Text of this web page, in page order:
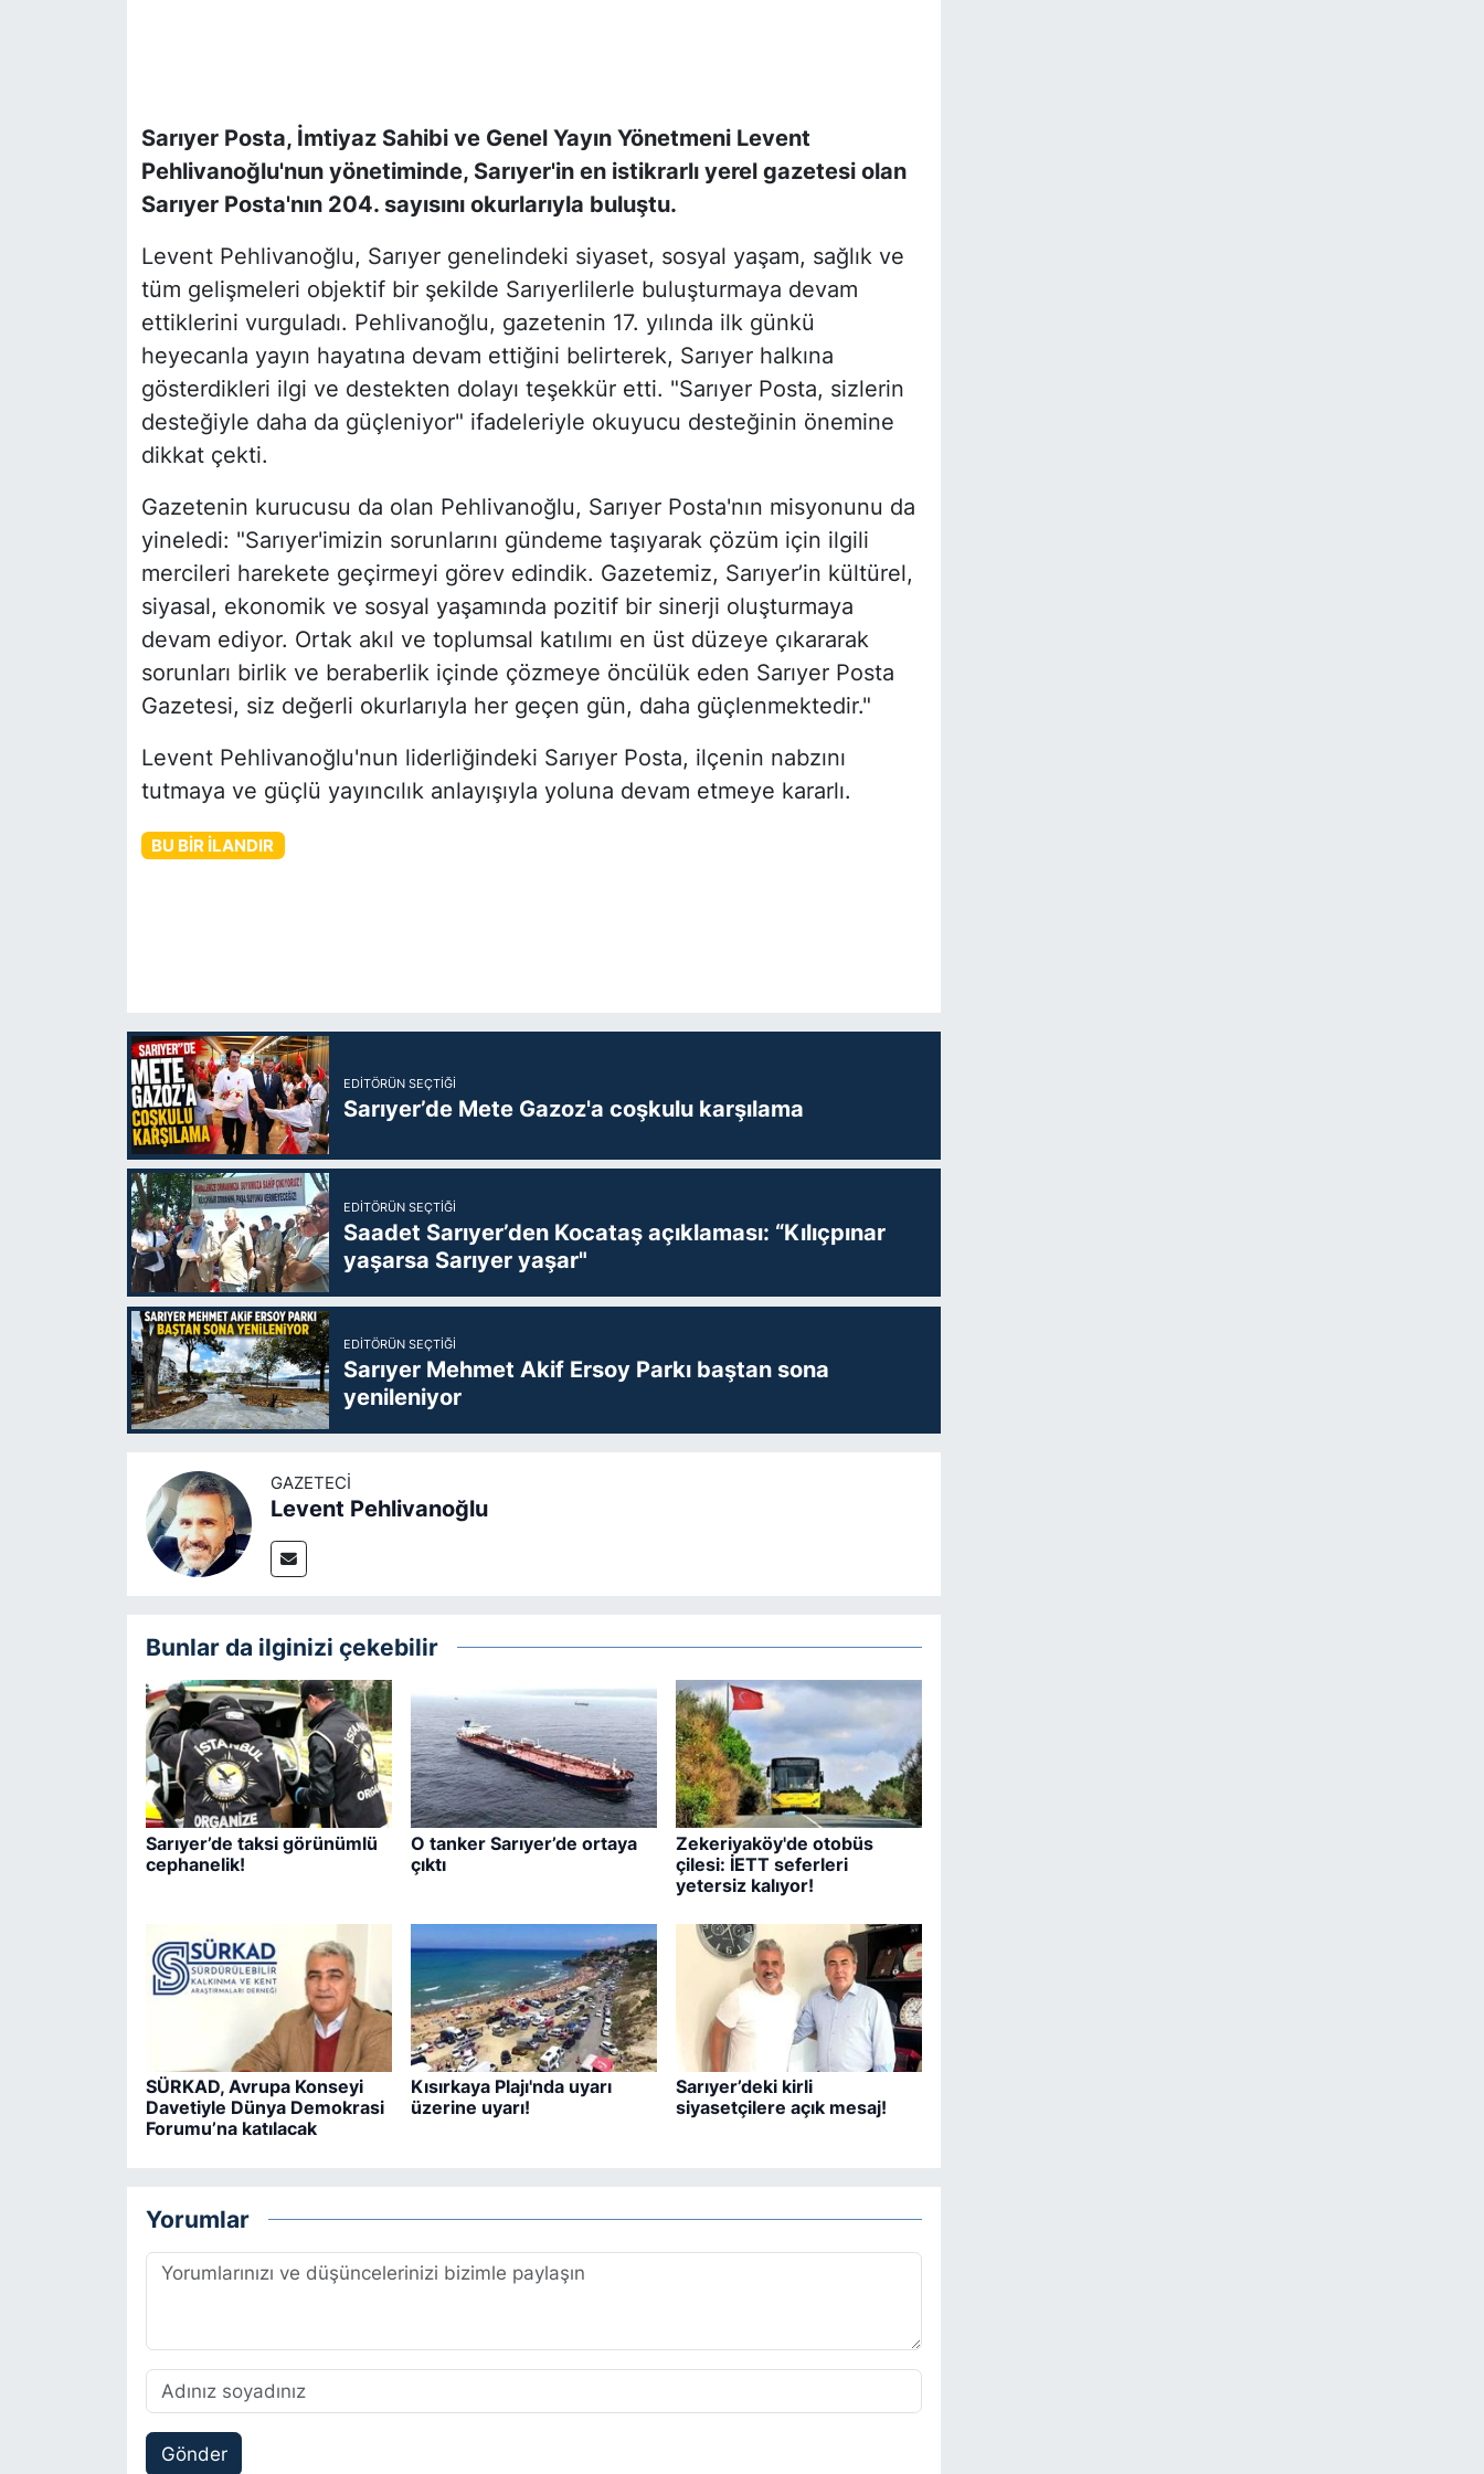
Sarıyer Posta, İmtiyaz Sahibi ve Genel Yayın Yönetmeni Levent
Pehlivanoğlu'nun yönetiminde, Sarıyer'in en istikrarlı yerel gazetesi olan
Sarıyer Posta'nın 204. sayısını okurlarıyla buluştu.
Levent Pehlivanoğlu, Sarıyer genelindeki siyaset, sosyal yaşam, sağlık ve
tüm gelişmeleri objektif bir şekilde Sarıyerlilerle buluşturmaya devam
ettiklerini vurguladı. Pehlivanoğlu, gazetenin 17. yılında ilk günkü
heyecanla yayın hayatına devam ettiğini belirterek, Sarıyer halkına
gösterdikleri ilgi ve destekten dolayı teşekkür etti. "Sarıyer Posta, sizlerin
desteğiyle daha da güçleniyor" ifadeleriyle okuyucu desteğinin önemine
dikkat çekti.
Gazetenin kurucusu da olan Pehlivanoğlu, Sarıyer Posta'nın misyonunu da
yineledi: "Sarıyer'imizin sorunlarını gündeme taşıyarak çözüm için ilgili
mercileri harekete geçirmeyi görev edindik. Gazetemiz, Sarıyer’in kültürel,
siyasal, ekonomik ve sosyal yaşamında pozitif bir sinerji oluşturmaya
devam ediyor. Ortak akıl ve toplumsal katılımı en üst düzeye çıkararak
sorunları birlik ve beraberlik içinde çözmeye öncülük eden Sarıyer Posta
Gazetesi, siz değerli okurlarıyla her geçen gün, daha güçlenmektedir."
Levent Pehlivanoğlu'nun liderliğindeki Sarıyer Posta, ilçenin nabzını
tutmaya ve güçlü yayıncılık anlayışıyla yoluna devam etmeye kararlı.
BU BIR İLANDIR
EDITÖRÜN SEÇTIĞI
Sarıyer’de Mete Gazoz'a coşkulu karşılama
EDITÖRÜN SEÇTIĞI
Saadet Sarıyer’den Kocataş açıklaması: “Kılıçpınar
yaşarsa Sarıyer yaşar"
EDITÖRÜN SEÇTIĞI
Sarıyer Mehmet Akif Ersoy Parkı baştan sona
yenileniyor
GAZETECI
Levent Pehlivanoğlu
Bunlar da ilginizi çekebilir
Sarıyer’de taksi görünümlü
cephanelik!
O tanker Sarıyer’de ortaya
çıktı
Zekeriyaköy'de otobüs
çilesi: İETT seferleri
yetersiz kalıyor!
SÜRKAD, Avrupa Konseyi
Davetiyle Dünya Demokrasi
Forumu’na katılacak
Kısırkaya Plajı'nda uyarı
üzerine uyarı!
Sarıyer’deki kirli
siyasetçilere açık mesaj!
Yorumlar
Gönder
TÜRKİYE VE DÜNYA GÜNDEMİ
VİDEO GALERİ